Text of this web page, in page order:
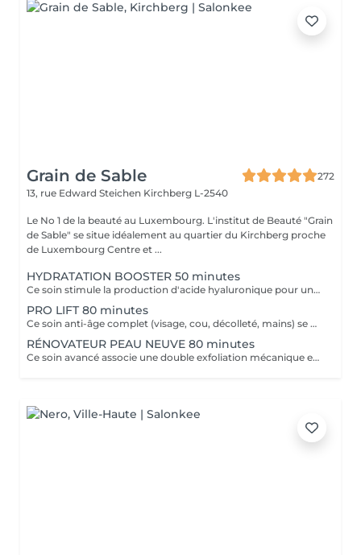
Grain de Sable
272
13, rue Edward Steichen Kirchberg L-2540
Le No 1 de la beauté au Luxembourg. L'institut de Beauté "Grain
de Sable" se situe idéalement au quartier du Kirchberg proche
de Luxembourg Centre et ...
HYDRATATION BOOSTER 50 minutes
Ce soin stimule la production d'acide hyaluronique pour une hydratation intense, redonnant à la peau un aspect repulpé et lissé tout en la protégeant des agressions extérieures et du vieillissement cutané.
PRO LIFT 80 minutes
Ce soin anti-âge complet (visage, cou, décolleté, mains) se distingue par sa combinaison unique d'exfoliations, de stimulation cellulaire mécanique et de manoeuvres facialistes exclusives. Il uniformise et illumine le teint, tout en liftant et redessinant les contours du visage. En comblant visiblement les rides et en renforçant la fermeté de la peau, ce soin révèle un épiderme plus lisse, lifté et rajeuni.
RÉNOVATEUR PEAU NEUVE 80 minutes
Ce soin avancé associe une double exfoliation mécanique et chimique du visage et du cou, permettant un nettoyage en profondeur de l'épiderme. Il favorise l'élimination des toxines et stimule le renouvellement cellulaire pour retrouver une peau saine, uniforme et lumineuse.